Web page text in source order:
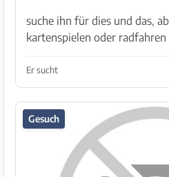
suche ihn für dies und das,
kartenspielen oder
Er sucht
Gesuch